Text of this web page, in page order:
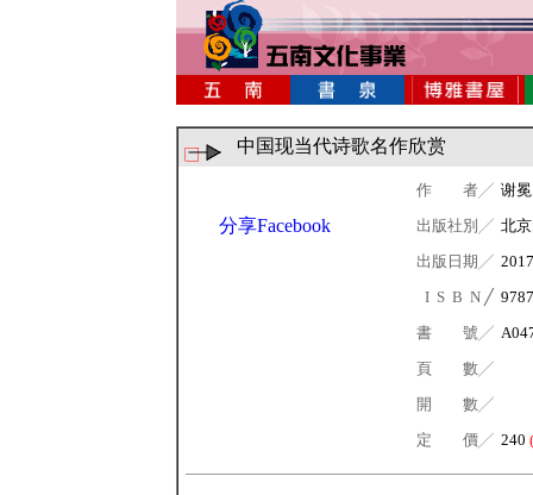
中国现当代诗歌名作欣赏
分享Facebook
作 者╱ 谢
出版社別╱ 北
出版日期╱
I S B N ╱
書 號╱
頁 數╱
開 數╱
定 價╱ 240